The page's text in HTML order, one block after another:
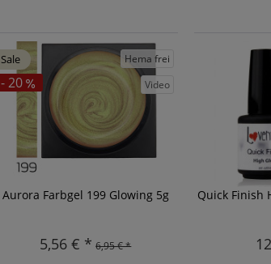
Sale
- 20
Hema frei
Video
Aurora Farbgel 199 Glowing 5g
5,56 € * 6,95 € *
Quick Finish